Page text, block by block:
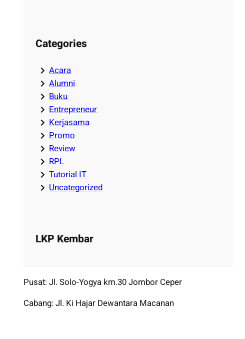
Categories
Acara
Alumni
Buku
Entrepreneur
Kerjasama
Promo
Review
RPL
Tutorial IT
Uncategorized
LKP Kembar
Pusat: Jl. Solo-Yogya km.30 Jombor Ceper
Cabang: Jl. Ki Hajar Dewantara Macanan